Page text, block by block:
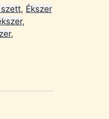
szett, Ékszer
,
,